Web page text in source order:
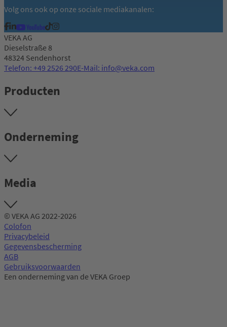
Volg ons ook op onze sociale mediakanalen:
VEKA AG
Dieselstraße 8
48324 Sendenhorst
Telefon: +49 2526 290E-Mail: info@veka.com
Producten
Onderneming
Media
© VEKA AG 2022-2026
Colofon
Privacybeleid
Gegevensbescherming
AGB
Gebruiksvoorwaarden
Een onderneming van de VEKA Groep